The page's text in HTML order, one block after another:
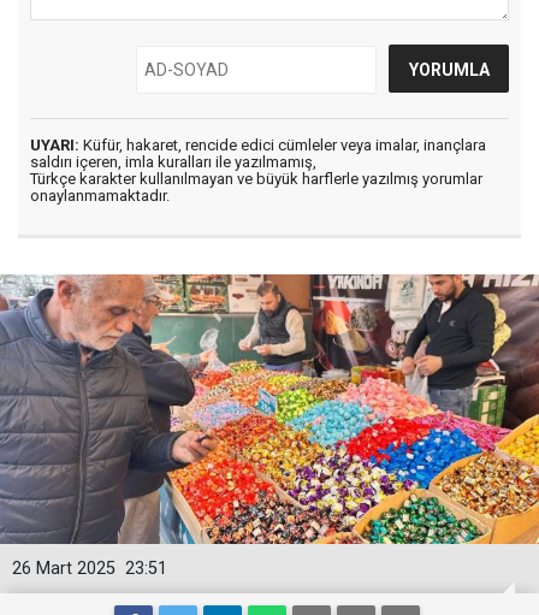
UYARI: Küfür, hakaret, rencide edici cümleler veya imalar, inançlara
saldırı içeren, imla kuralları ile yazılmamış,
Türkçe karakter kullanılmayan ve büyük harflerle yazılmış yorumlar
onaylanmamaktadır.
23:51
26 Mart 2025